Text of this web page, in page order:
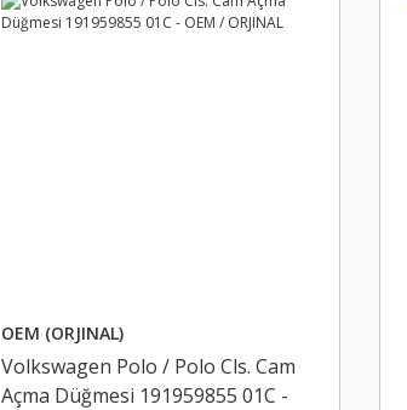
OEM (ORJINAL)
Volkswagen Polo / Polo Cls. Cam
Açma Düğmesi 191959855 01C -